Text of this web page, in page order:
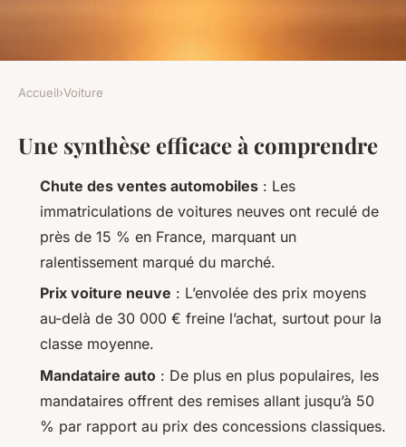
Analyse des raisons derrière la
baisse des ventes de voitures
neuves
Émeline 11 min de lecture
Accueil›Voiture
Une synthèse efficace à comprendre
Chute des ventes automobiles : Les
immatriculations de voitures neuves ont reculé de
près de 15 % en France, marquant un
ralentissement marqué du marché.
Prix voiture neuve : L’envolée des prix moyens
au-delà de 30 000 € freine l’achat, surtout pour la
classe moyenne.
Mandataire auto : De plus en plus populaires, les
mandataires offrent des remises allant jusqu’à 50
% par rapport au prix des concessions classiques.